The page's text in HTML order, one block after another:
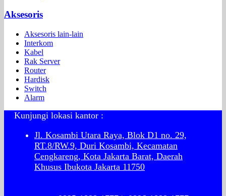
Aksesoris
Aksesoris lain-lain
Interkom
Kabel
Rak Server
Router
Hardisk
Switch
Alarm
Kunjungi lokasi kantor :
Jl. Kosambi Utara Raya, Blok D1 no. 29,
RT.8/RW.9, Duri Kosambi, Kecamatan
Cengkareng, Kota Jakarta Barat, Daerah
Khusus Ibukota Jakarta 11750